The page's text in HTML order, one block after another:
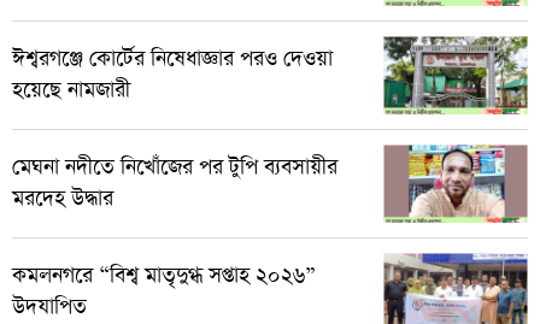
ঈশ্বরগঞ্জে কোর্টের নিষেধাজ্ঞার পরও দেওয়া
হয়েছে নামজারী
মেঘনা নদীতে নিখোঁজের পর টুপি ব্যবসায়ীর
মরদেহ উদ্ধার
কমলনগরে “বিশ্ব মাতৃদুগ্ধ সপ্তাহ ২০২৬”
উদযাপিত